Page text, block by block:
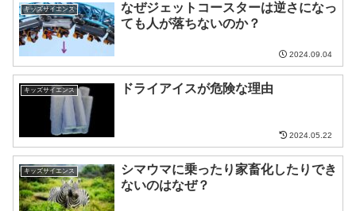
キッズサイエンス
なぜジェットコースターは逆さになっ
ても人が落ちないのか？
2024.09.04
キッズサイエンス ドライアイスが危険な理由
2024.05.22
キッズサイエンス
シマウマに乗ったり家畜化したりでき
ないのはなぜ？